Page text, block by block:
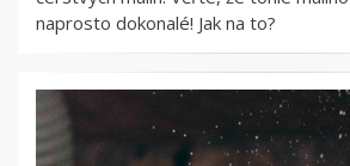
naprosto dokonalé! Jak na to?